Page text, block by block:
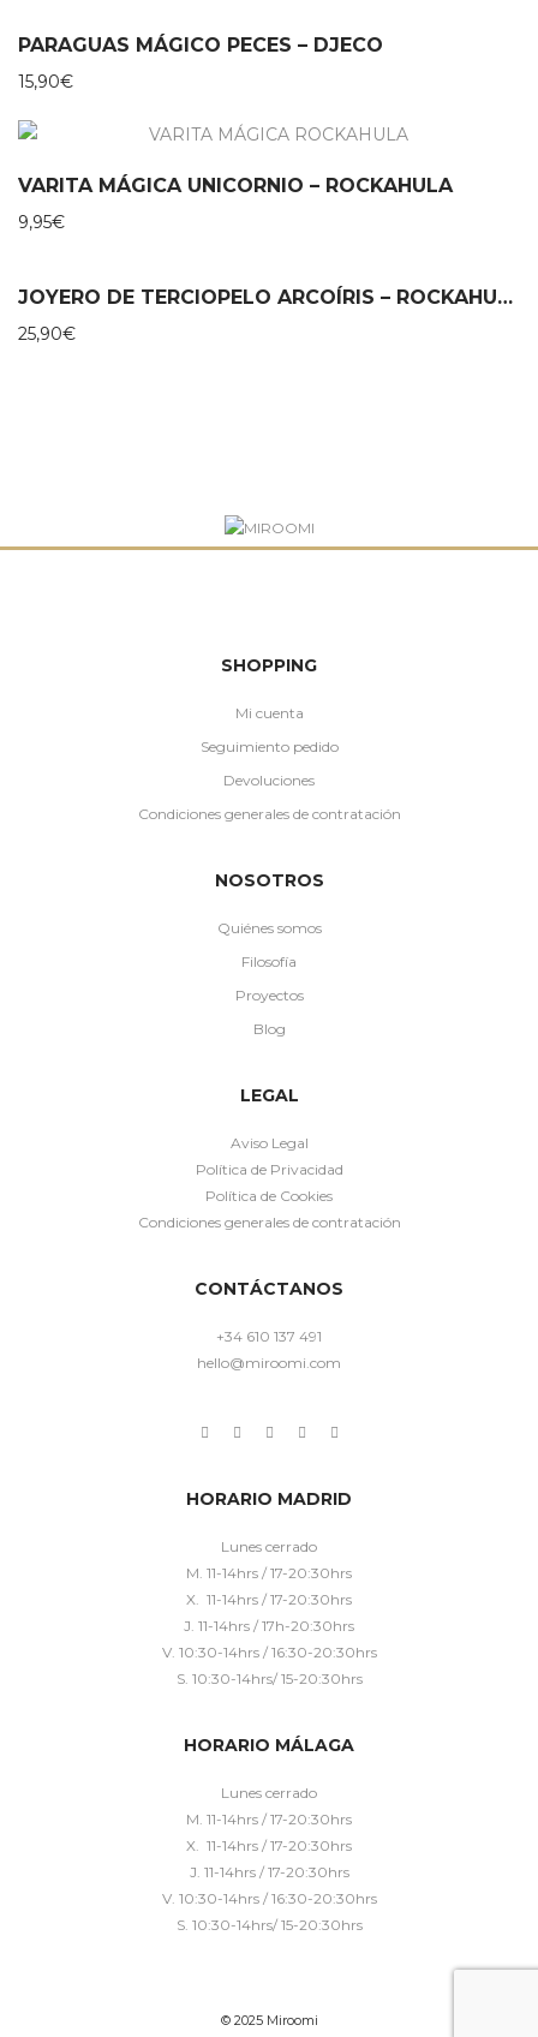
PARAGUAS MÁGICO PECES – DJECO
15,90€
VARITA MÁGICA UNICORNIO – ROCKAHULA
9,95€
JOYERO DE TERCIOPELO ARCOÍRIS – ROCKAHULA
25,90€
SHOPPING
Mi cuenta
Seguimiento pedido
Devoluciones
Condiciones generales de contratación
NOSOTROS
Quiénes somos
Filosofía
Proyectos
Blog
LEGAL
Aviso Legal
Política de Privacidad
Política de Cookies
Condiciones generales de contratación
CONTÁCTANOS
+34 610 137 491
hello@miroomi.com
HORARIO MADRID
Lunes cerrado
M. 11-14hrs / 17-20:30hrs
X. 11-14hrs / 17-20:30hrs
J. 11-14hrs / 17h-20:30hrs
V. 10:30-14hrs / 16:30-20:30hrs
S. 10:30-14hrs/ 15-20:30hrs
HORARIO MÁLAGA
Lunes cerrado
M. 11-14hrs / 17-20:30hrs
X. 11-14hrs / 17-20:30hrs
J. 11-14hrs / 17-20:30hrs
V. 10:30-14hrs / 16:30-20:30hrs
S. 10:30-14hrs/ 15-20:30hrs
© 2025 Miroomi